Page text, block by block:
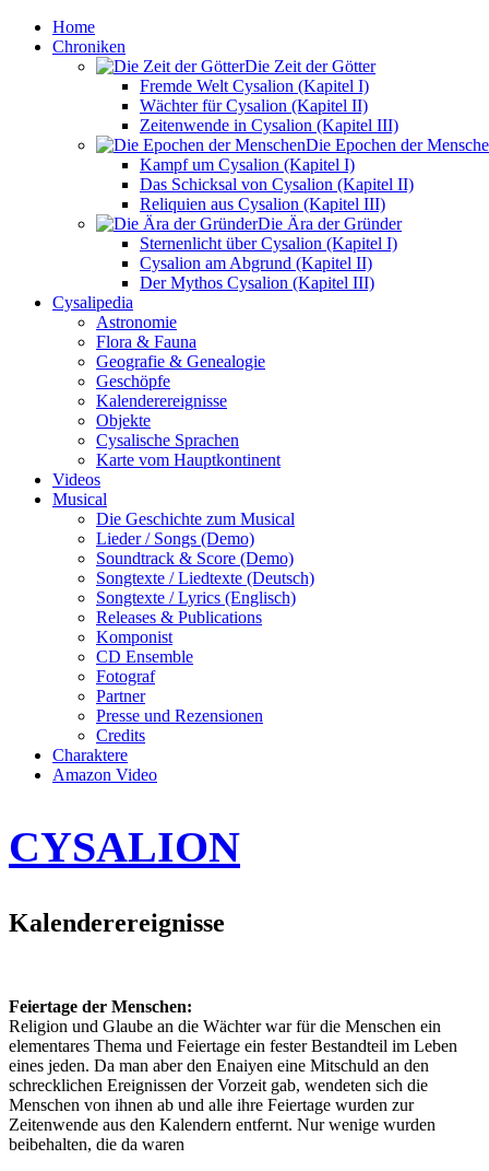
Home
Chroniken
Die Zeit der Götter
Fremde Welt Cysalion (Kapitel I)
Wächter für Cysalion (Kapitel II)
Zeitenwende in Cysalion (Kapitel III)
Die Epochen der
Kampf um Cysalion (Kapitel I)
Das Schicksal von Cysalion (Kapitel II)
Reliquien aus Cysalion (Kapitel III)
Die Ära der Gründer
Sternenlicht über Cysalion (Kapitel I)
Cysalion am Abgrund (Kapitel II)
Der Mythos Cysalion (Kapitel III)
Cysalipedia
Astronomie
Flora & Fauna
Geografie & Genealogie
Geschöpfe
Kalenderereignisse
Objekte
Cysalische Sprachen
Karte vom Hauptkontinent
Videos
Musical
Die Geschichte zum Musical
Lieder / Songs (Demo)
Soundtrack & Score (Demo)
Songtexte / Liedtexte (Deutsch)
Songtexte / Lyrics (Englisch)
Releases & Publications
Komponist
CD Ensemble
Fotograf
Partner
Presse und Rezensionen
Credits
Charaktere
Amazon Video
CYSALION
Kalenderereignisse
Feiertage der Menschen:
Religion und Glaube an die Wächter war für die Menschen ein
elementares Thema und Feiertage ein fester Bestandteil im Leben
eines jeden. Da man aber den Enaiyen eine Mitschuld an den
schrecklichen Ereignissen der Vorzeit gab, wendeten sich die
Menschen von ihnen ab und alle ihre Feiertage wurden zur
Zeitenwende aus den Kalendern entfernt. Nur wenige wurden
beibehalten, die da waren